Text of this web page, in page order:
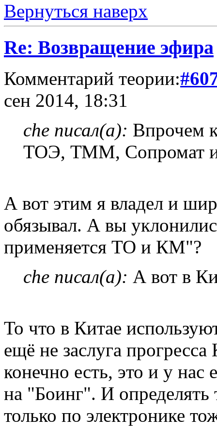
Вернуться наверх
Re: Возвращение эфира
Комментарий теории:
сен 2014, 18:31
che писал(а): Впрочем
ТОЭ, ТММ, Сопромат
А вот этим я владел и
обязывал. А вы
применяется ТО и КМ"?
che писал(а): А вот в
То что в Китае
ещё не заслуга
конечно есть, это и у
на "Боинг". И определять
только по электронике